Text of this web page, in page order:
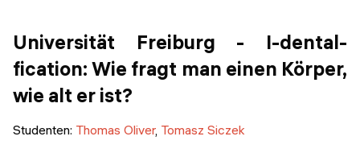
Universität Freiburg - I-dental-
fication: Wie fragt man einen Körper,
wie alt er ist?
Studenten: Thomas Oliver, Tomasz Siczek